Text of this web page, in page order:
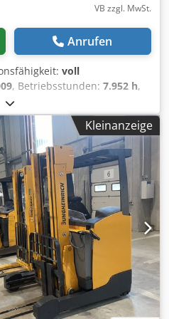
VB zzgl. MwSt.
Anrufen
voll
, Betriebsstunden: 7.952 h,
7.100 mm
, Kraftstofftyp:elektrisch,
2.910 mm
, Batteriekapazität:
48 V , Gabellänge:1.200 mm
Reifen (schwarz),
, Seitenschieber,
Bereifung SE
Credpsy Tnlhjfx Ai Nsf
Kleinanzeige